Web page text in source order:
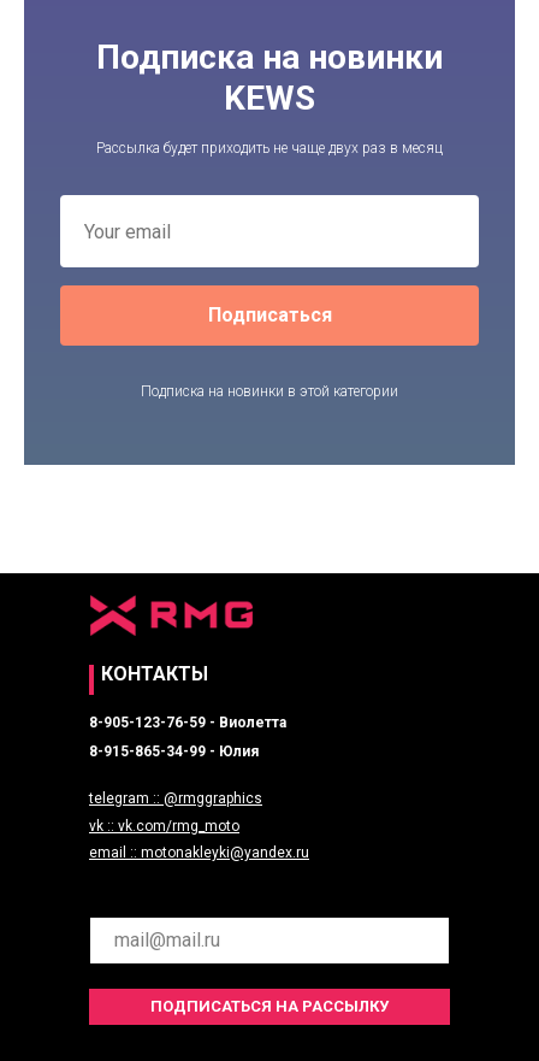
Подписка на новинки
KEWS
Рассылка будет приходить не чаще двух раз в месяц
Подписаться
Подписка на новинки в этой категории
КОНТАКТЫ
8-905-123-76-59 - Виолетта
8-915-865-34-99 - Юлия
email :: motonakleyki@yandex.ru
vk :: vk.com/rmg_moto
telegram :: @rmggraphics
ПОДПИСАТЬСЯ НА РАССЫЛКУ